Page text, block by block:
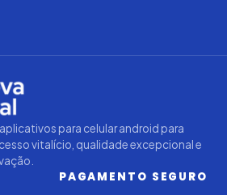
para celular android para
vitalício, qualidade excepcional e
PAGAMENTO SEGURO